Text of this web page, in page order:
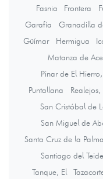
Fasnia
Frontera
Garafía
Granadilla
Güímar
Hermigua
Matanza de
Pinar de El
Puntallana
Realejos,
San Cristóbal de
San Miguel de
Santa Cruz de la Palma
Santiago del Teide
Tanque, El